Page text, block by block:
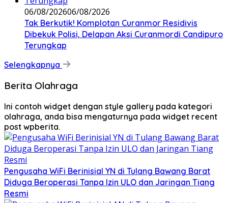
06/08/202606/08/2026
Tak Berkutik! Komplotan Curanmor Residivis
Dibekuk Polisi, Delapan Aksi Curanmordi Candipuro
Terungkap
Selengkapnya
Berita Olahraga
Ini contoh widget dengan style gallery pada kategori
olahraga, anda bisa mengaturnya pada widget recent
post wpberita.
Pengusaha WiFi Berinisial YN di Tulang Bawang Barat
Diduga Beroperasi Tanpa Izin ULO dan Jaringan Tiang
Resmi